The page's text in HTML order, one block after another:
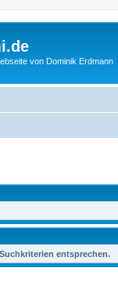
von Dominik Erdmann
entsprechen.